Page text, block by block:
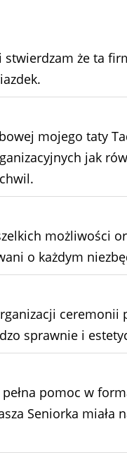
że ta
mojego taty
jak
możliwości
o każdym
ceremonii
sprawnie i
pomoc w
Seniorka miała